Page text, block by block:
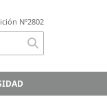
Nº2802